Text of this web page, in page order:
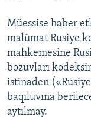
Müessise haber
malümat Rusiye
mahkemesine
bozuvları
istinaden
baqıluvına
aytılmay.